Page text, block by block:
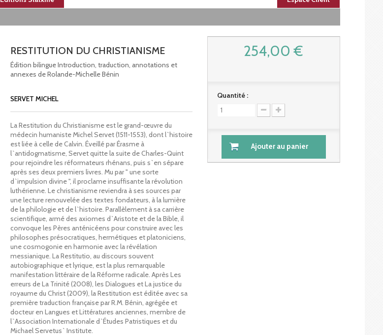
RESTITUTION DU CHRISTIANISME
Édition bilingue Introduction, traduction, annotations et
annexes de Rolande-Michelle Bénin
SERVET MICHEL
La Restitution du Christianisme est le grand-œuvre du
médecin humaniste Michel Servet (1511-1553), dont l`histoire
est liée à celle de Calvin. Éveillé par Érasme à
l`antidogmatisme, Servet quitte la suite de Charles-Quint
pour rejoindre les réformateurs rhénans, puis s`en sépare
après ses deux premiers livres. Mu par " une sorte
d`impulsion divine ", il proclame insuffisante la révolution
luthérienne. Le christianisme reviendra à ses sources par
une lecture renouvelée des textes fondateurs, à la lumière
de la philologie et de l`histoire. Parallèlement à sa carrière
scientifique, armé des axiomes d`Aristote et de la Bible, il
convoque les Pères anténicéens pour construire avec les
philosophes présocratiques, hermétiques et platoniciens,
une cosmogonie en harmonie avec la révélation
messianique. La Restitutio, au discours souvent
autobiographique et lyrique, est la plus remarquable
manifestation littéraire de la Réforme radicale. Après Les
erreurs de La Trinité (2008), les Dialogues et La justice du
royaume du Christ (2009), la Restitution est éditée avec sa
première traduction française par R.M. Bénin, agrégée et
docteur en Langues et Littératures anciennes, membre de
l`Association Internationale d`Études Patristiques et du
Michael Servetus` Institute.
254,00 €
Quantité :
Ajouter au panier